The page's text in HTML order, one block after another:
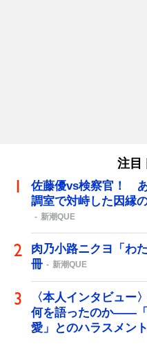
注目
佐藤優vs検察官！
調室で対峙した因縁
新潮QUE
肉乃小路ニクヨ「わ
冊
新潮QUE
〈本人インタビュー
何を語ったのか――「
愛」とのハラスメン